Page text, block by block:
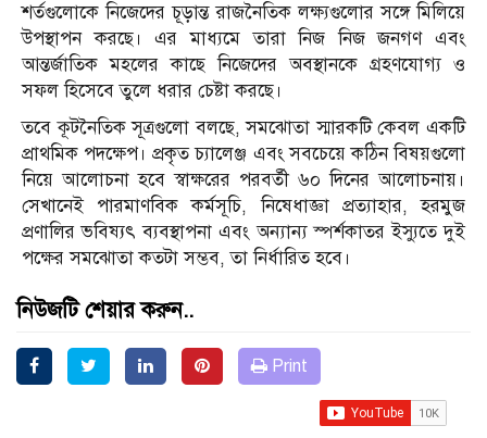
শর্তগুলোকে নিজেদের চূড়ান্ত রাজনৈতিক লক্ষ্যগুলোর সঙ্গে মিলিয়ে
উপস্থাপন করছে। এর মাধ্যমে তারা নিজ নিজ জনগণ এবং
আন্তর্জাতিক মহলের কাছে নিজেদের অবস্থানকে গ্রহণযোগ্য ও
সফল হিসেবে তুলে ধরার চেষ্টা করছে।
তবে কূটনৈতিক সূত্রগুলো বলছে, সমঝোতা স্মারকটি কেবল একটি
প্রাথমিক পদক্ষেপ। প্রকৃত চ্যালেঞ্জ এবং সবচেয়ে কঠিন বিষয়গুলো
নিয়ে আলোচনা হবে স্বাক্ষরের পরবর্তী ৬০ দিনের আলোচনায়।
সেখানেই পারমাণবিক কর্মসূচি, নিষেধাজ্ঞা প্রত্যাহার, হরমুজ
প্রণালির ভবিষ্যৎ ব্যবস্থাপনা এবং অন্যান্য স্পর্শকাতর ইস্যুতে দুই
পক্ষের সমঝোতা কতটা সম্ভব, তা নির্ধারিত হবে।
নিউজটি শেয়ার করুন..
Print